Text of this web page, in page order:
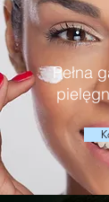
Pełna